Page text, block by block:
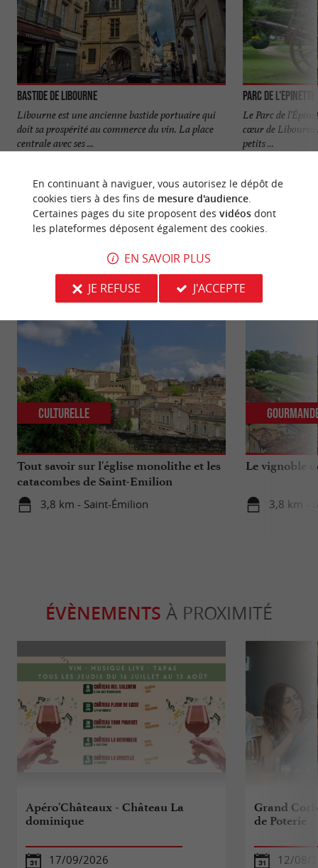
Bastide de Libourne
Libourne est une ancienne bastide portuaire qui
doit sa prospérité au commerce du vin. La place
centrale avec ses ...
Parc de l'Epinette
Le Parc de
cœur de
petits ...
NOUS AVONS TESTÉPOUR VOUS
Tout savoir sur l'église monolithe et les
catacombes de Saint-Emilion
3,8 km - Saint-Émilion
Culturelle
Le vignoble
3,8 km -
ÉVÈNEMENTS À PROXIMITÉ
Apéro'Châteaux - Château La
dominique
17/09/2026
Grand
de Poterie
12/08/
En continuant à naviguer, vous autorisez le dépôt de
cookies tiers à des fins de mesure d'audience.
Certaines pages du site proposent des vidéosdont
les plateformes déposent également des cookies.
EN SAVOIR PLUS
JE REFUSE
J'ACCEPTE